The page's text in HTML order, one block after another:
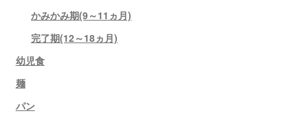
かみかみ期(9～11ヵ月)
完了期(12～18ヵ月)
幼児食
麺
パン